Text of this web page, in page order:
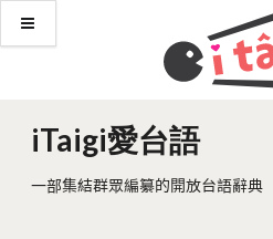
iTaigi愛台語
一部集結群眾編纂的開放台語辭典